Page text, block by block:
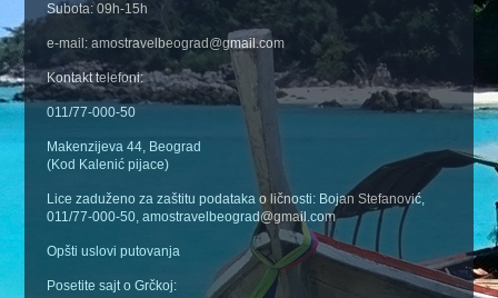
Subota: 09h-15h
e-mail: amostravelbeograd@gmail.com
Kontakt telefoni:
011/77-000-50
Makenzijeva 44, Beograd
(Kod Kalenić pijace)
Lice zaduženo za zaštitu podataka o ličnosti: Bojan Stefanović,
011/77-000-50, amostravelbeograd@gmail.com
Opšti uslovi putovanja
Posetite sajt o Grčkoj: